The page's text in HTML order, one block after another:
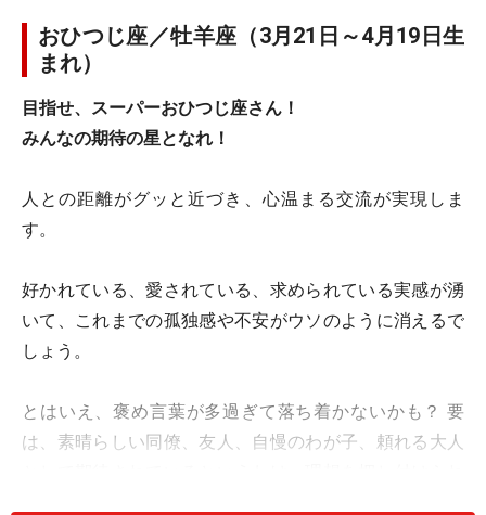
おひつじ座／牡羊座（3月21日～4月19日生
まれ）
目指せ、スーパーおひつじ座さん！
みんなの期待の星となれ！
人との距離がグッと近づき、心温まる交流が実現しま
す。
好かれている、愛されている、求められている実感が湧
いて、これまでの孤独感や不安がウソのように消えるで
しょう。
とはいえ、褒め言葉が多過ぎて落ち着かないかも？ 要
は、素晴らしい同僚、友人、自慢のわが子、頼れる大人